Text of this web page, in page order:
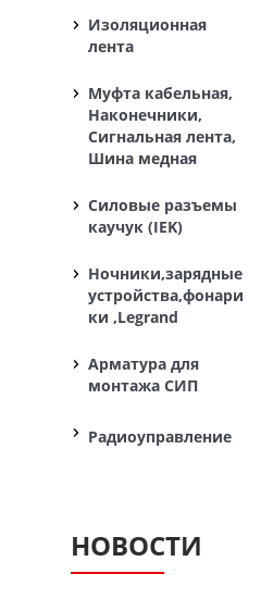
Изоляционная
лента
Муфта кабельная,
Наконечники,
Сигнальная лента,
Шина медная
Силовые разъемы
каучук (IEK)
Ночники,зарядные
устройства,фонари
ки ,Legrand
Арматура для
монтажа СИП
Радиоуправление
НОВОСТИ